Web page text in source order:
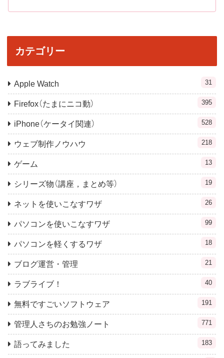
カテゴリー
Apple Watch 31
Firefox（たまにニコ動） 395
iPhone（ケータイ関連） 528
ウェブ制作ノウハウ 218
ゲーム 13
シリーズ物（講座，まとめ等） 19
ネットを使いこなすワザ 26
パソコンを使いこなすワザ 99
パソコンを軽くするワザ 18
ブログ運営・管理 21
ラブライブ！ 40
無料ですごいソフトウェア 191
管理人さちのお勉強ノート 771
語ってみました 183